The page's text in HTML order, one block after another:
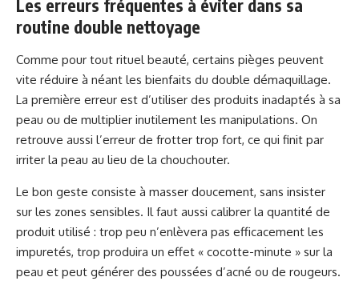
Les erreurs fréquentes à éviter dans sa
routine double nettoyage
Comme pour tout rituel beauté, certains pièges peuvent
vite réduire à néant les bienfaits du double démaquillage.
La première erreur est d’utiliser des produits inadaptés à sa
peau ou de multiplier inutilement les manipulations. On
retrouve aussi l’erreur de frotter trop fort, ce qui finit par
irriter la peau au lieu de la chouchouter.
Le bon geste consiste à masser doucement, sans insister
sur les zones sensibles. Il faut aussi calibrer la quantité de
produit utilisé : trop peu n’enlèvera pas efficacement les
impuretés, trop produira un effet « cocotte-minute » sur la
peau et peut générer des poussées d’acné ou de rougeurs.